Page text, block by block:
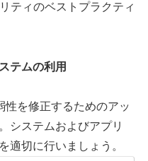
ティのベストプラクティ
テムの利用
を修正するためのアッ
システムおよびアプリ
適切に行いましょう。